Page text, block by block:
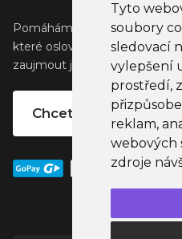
Tyto
soubory
sledovací
vylepšení
prostředí,
reklam,
webových
zdroje
Pomáháme tvůrcům vytvářet
které oslovuje jejich
zaujmout jejich klienty,
Chcete vlastní